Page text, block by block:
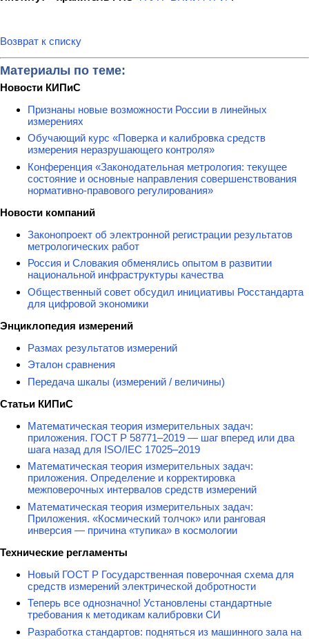
Возврат к списку
Материалы по теме:
Новости КИПиС
Признаны новые возможности России в линейных
измерениях
Обучающий курс «Поверка и калибровка средств
измерения неразрушающего контроля»
Конференция «Законодательная метрология: текущее
состояние и основные направления совершенствования
нормативно-правового регулирования»
Новости компаний
Законопроект об электронной регистрации результатов
метрологических работ
Россия и Словакия обменялись опытом в развитии
национальной инфраструктуры качества
Общественный совет обсудил инициативы Росстандарта
для цифровой экономики
Энциклопедия измерений
Размах результатов измерений
Эталон сравнения
Передача шкалы (измерений / величины)
Статьи КИПиС
Математическая теория измерительных задач:
приложения. ГОСТ Р 58771–2019 — шаг вперед или два
шага назад для ISO/IEC 17025–2019
Математическая теория измерительных задач:
приложения. Определение и корректировка
межповерочных интервалов средств измерений
Математическая теория измерительных задач:
Приложения. «Космический толчок» или ранговая
инверсия — причина «тупика» в космологии
Технические регламенты
Новый ГОСТ Р Государственная поверочная схема для
средств измерений электрической добротности
Теперь все однозначно! Установлены стандартные
требования к методикам калибровки СИ
Разработка стандартов: подняться из машинного зала на